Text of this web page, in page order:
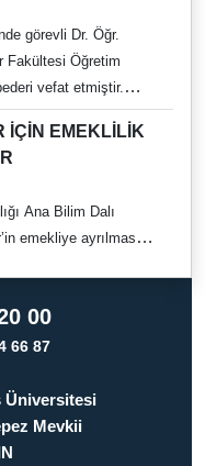
görevli Dr. Öğr.
Fakültesi Öğretim
vefat etmiştir.
namazına
başsağlığı dileriz.
Ana Bilim Dalı
emekliye ayrılması
Veda Yemeği
kadar bilgi vermesi ve
rica
00
66 87
Üniversitesi
Mevkii